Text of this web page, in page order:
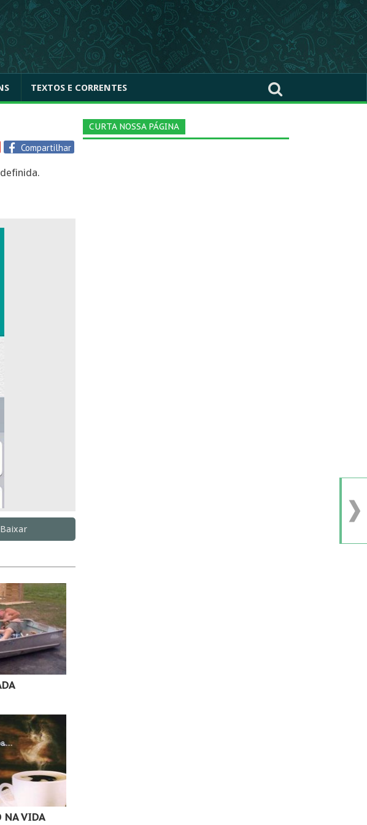
TEXTOS E CORRENTES
Compartilhar
Baixar
NA VIDA
CURTA NOSSA PÁGINA